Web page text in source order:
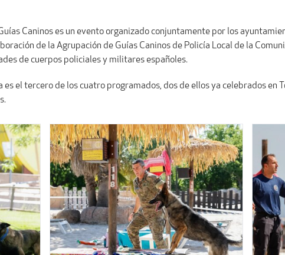
Caninos es un evento organizado conjuntamente por los
de la Agrupación de Guías Caninos de Policía Local de la
de cuerpos policiales y militares españoles.
es el tercero de los cuatro programados, dos de ellos ya celebrados en